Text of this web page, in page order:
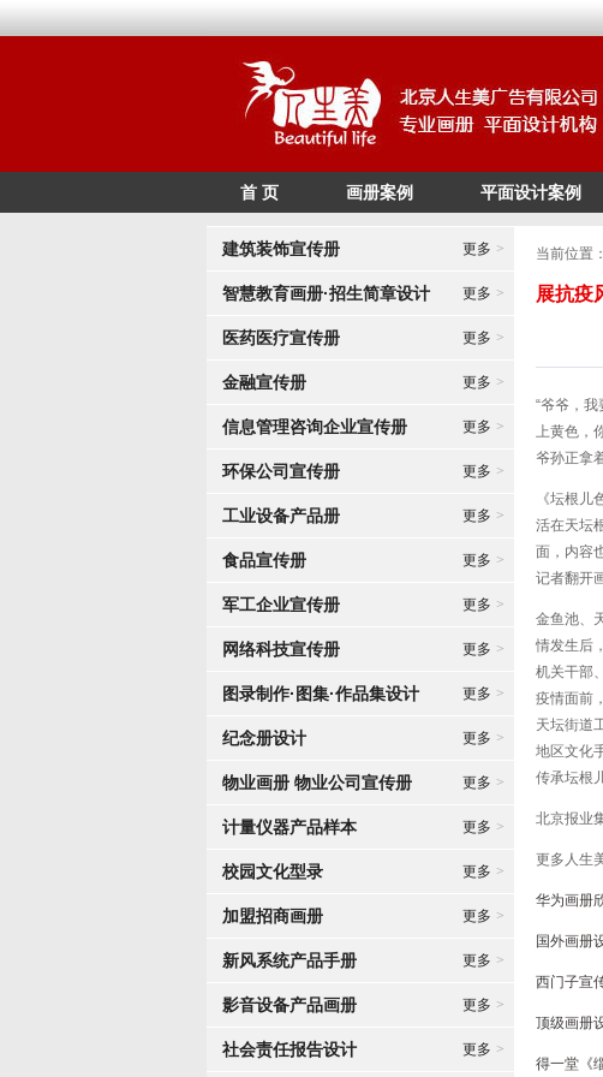
首 页 画册案例 平面设计案例
建筑装饰宣传册 更多 >
智慧教育画册·招生简章设计 更多 >
医药医疗宣传册 更多 >
金融宣传册 更多 >
信息管理咨询企业宣传册 更多 >
环保公司宣传册 更多 >
工业设备产品册 更多 >
食品宣传册 更多 >
军工企业宣传册 更多 >
网络科技宣传册 更多 >
图录制作·图集·作品集设计 更多 >
纪念册设计 更多 >
物业画册 物业公司宣传册 更多 >
计量仪器产品样本 更多 >
校园文化型录 更多 >
加盟招商画册 更多 >
新风系统产品手册 更多 >
影音设备产品画册 更多 >
社会责任报告设计 更多 >
当前位置：
展抗疫
“爷爷，
上黄色，
爷孙正拿
《坛根
活在天坛
面，内容
记者翻开
金鱼池、
情发生后
机关干部
疫情面前
天坛街道
地区文化
传承坛根
北京报业
更多人生
华为画册
国外画册
西门子宣
顶级画册
得一堂《